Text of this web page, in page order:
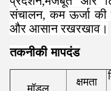
संचालन, कम ऊर्जा की
और आसान रखरखाव।
तकनीकी मापदंड
मॉडल
क्षमता